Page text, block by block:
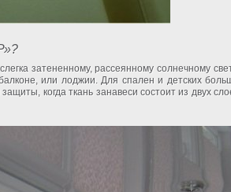
затененному, рассеянному солнечному
или лоджии. Для спален и детских
когда ткань занавеси состоит из двух